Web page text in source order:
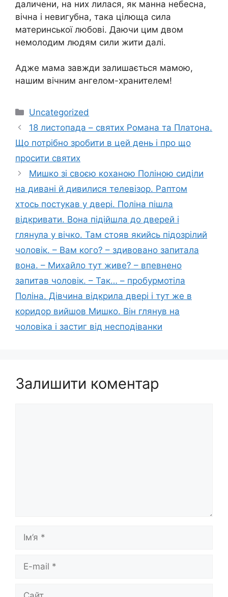
даличени, на них лилася, як манна небесна,
вічна і невигубна, така цілюща сила
материнської любові. Даючи цим двом
немолодим людям сили жити далі.
Адже мама завжди залишається мамою,
нашим вічним ангелом-хранителем!
Категорії
Uncategorized
18 листопада – святих Романа та Платона.
Що потрібно зробити в цей день і про що
просити святих
Мишко зі своєю коханою Поліною сиділи
на дивані й дивилися телевізор. Раптом
хтось постукав у двері. Поліна пішла
відкривати. Вона підійшла до дверей і
глянула у вічко. Там стояв якийсь підозрілий
чоловік. – Вам кого? – здивовано запитала
вона. – Михайло тут живе? – впевнено
запитав чоловік. – Так… – пробурмотіла
Поліна. Дівчина відкрила двері і тут же в
коридор вийшов Мишко. Він глянув на
чоловіка і застиг від несподіванки
Залишити коментар
Ім’я
Сайт